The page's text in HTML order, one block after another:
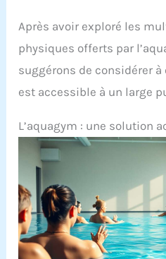
Après avoir exploré les
physiques offerts par
suggérons de considérer
est accessible à un large
L’aquagym : une solution